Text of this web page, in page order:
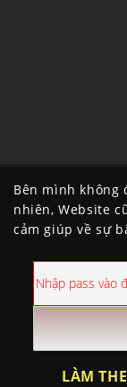
Bên mình không
nhiên, Website
cảm giúp về sự
LÀM